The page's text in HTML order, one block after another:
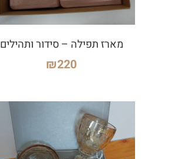
מארז תפילה – סידור ותהילים
₪220